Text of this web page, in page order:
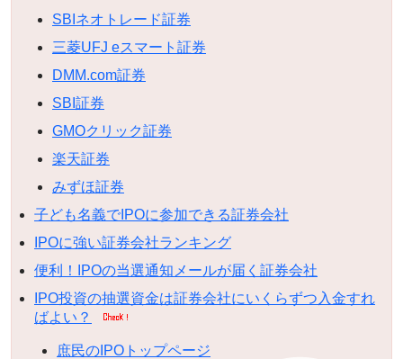
SBIネオトレード証券
三菱UFJ eスマート証券
DMM.com証券
SBI証券
GMOクリック証券
楽天証券
みずほ証券
子ども名義でIPOに参加できる証券会社
IPOに強い証券会社ランキング
便利！IPOの当選通知メールが届く証券会社
IPO投資の抽選資金は証券会社にいくらずつ入金すれ
ばよい？
庶民のIPOトップページ